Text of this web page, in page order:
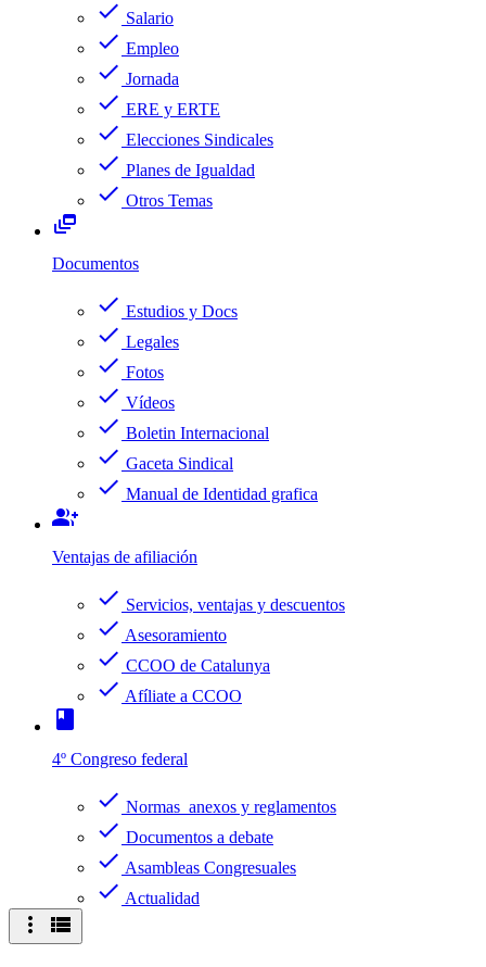
check Salario
check Empleo
check Jornada
check ERE y ERTE
check Elecciones Sindicales
check Planes de Igualdad
check Otros Temas
dynamic_feed
Documentos
check Estudios y Docs
check Legales
check Fotos
check Vídeos
check Boletin Internacional
check Gaceta Sindical
check Manual de Identidad grafica
group_add
Ventajas de afiliación
check Servicios, ventajas y descuentos
check Asesoramiento
check CCOO de Catalunya
check Afíliate a CCOO
book
4º Congreso federal
check Normas anexos y reglamentos
check Documentos a debate
check Asambleas Congresuales
check Actualidad
more_vert view_list